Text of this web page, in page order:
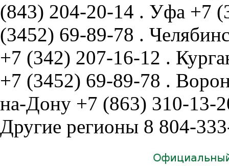
(843) 204-20-14 . Уфа +7
(3452) 69-89-78 .
+7 (342) 207-16-12 .
+7 (3452) 69-89-78 .
на-Дону +7 (863) 310-13-
Другие регионы 8 804-